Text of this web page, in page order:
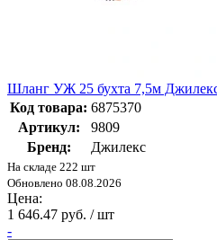
Шланг УЖ 25 бухта 7,5м
Код товара: 6875370
Артикул:
9809
Бренд:
Джилекс
На складе 222 шт
Обновлено 08.08.2026
Цена:
1 646.47 руб. / шт
-